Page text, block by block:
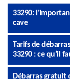
33290:
cave
Tarifs de
33290 : ce qu’il
Débarras gratuit